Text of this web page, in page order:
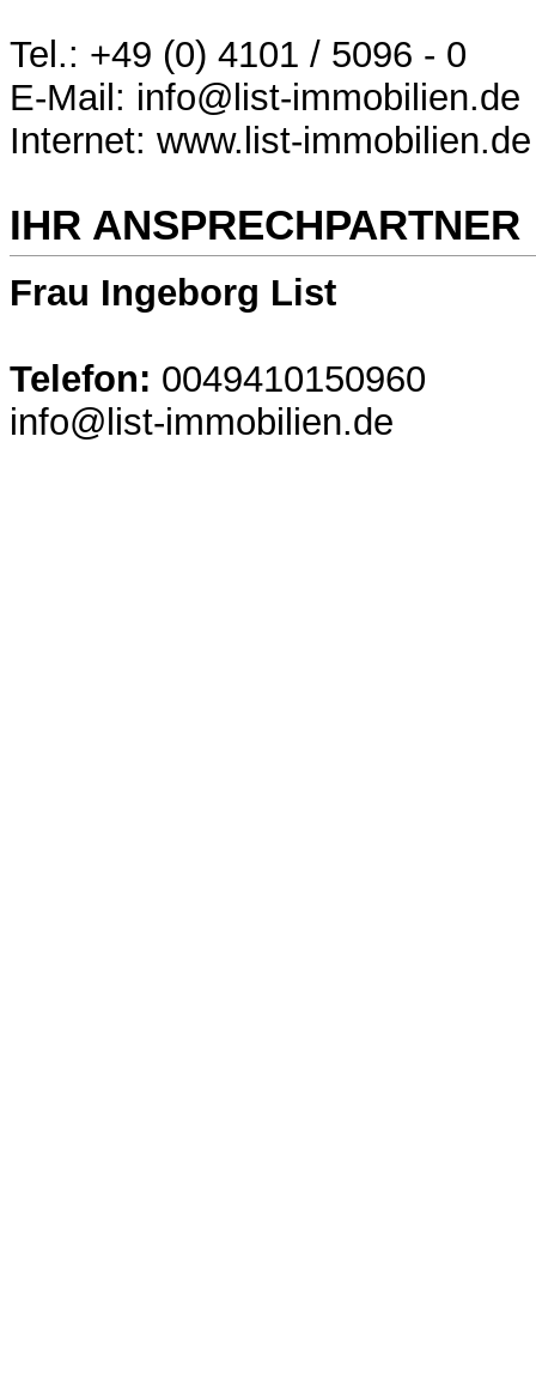
Tel.: +49 (0) 4101 / 5096 - 0
E-Mail: info@list-immobilien.de
Internet: www.list-immobilien.de
IHR ANSPRECHPARTNER
Frau Ingeborg List
Telefon: 0049410150960
info@list-immobilien.de